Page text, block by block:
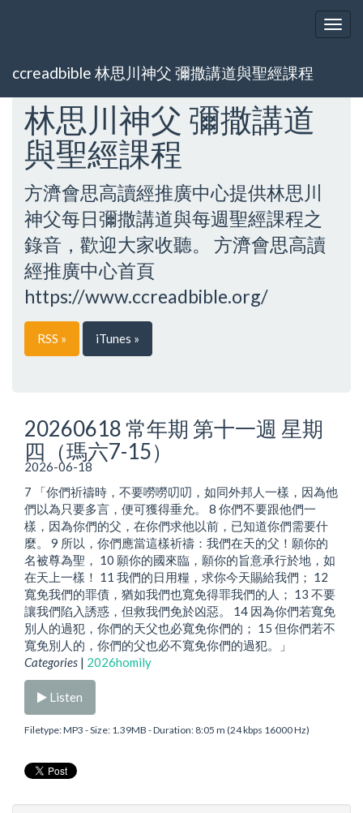
ccreadbible 林思川神父 彌撒講道與聖經課程
林思川神父 彌撒講道
與聖經課程
方濟會思高讀經推廣中心提供林思川
神父每日彌撒講道與每週聖經課程之
錄音，歡迎大家收聽。 方濟會思高讀
經推廣中心首頁
https://www.ccreadbible.org/
RSS » iTunes »
20260618 常年期 第十一週 星期
四（瑪六7-15）
2026-06-18
7 「你們祈禱時，不要嘮嘮叨叨，如同外邦人一樣，因為他
們以為只要多言，便可獲得垂允。 8 你們不要跟他們一
樣，因為你們的父，在你們求他以前，已知道你們需要什
麼。 9 所以，你們應當這樣祈禱：我們在天的父！願你的
名被尊為聖， 10 願你的國來臨，願你的旨意承行於地，如
在天上一樣！ 11 我們的日用糧，求你今天賜給我們； 12
寬免我們的罪債，猶如我們也寬免得罪我們的人； 13 不要
讓我們陷入誘惑，但救我們免於凶惡。 14 因為你們若寬免
別人的過犯，你們的天父也必寬免你們的； 15 但你們若不
寬免別人的，你們的父也必不寬免你們的過犯。」
Categories | 2026homily
Listen
Filetype: MP3 - Size: 1.39MB - Duration: 8:05 m (24 kbps 16000 Hz)